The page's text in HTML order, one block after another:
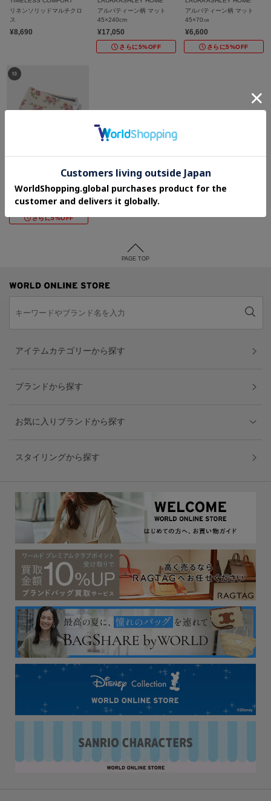
リネンソリッドマルチクロ
ス
¥8,690
アルバティーン柄 マット
45×240cm
¥17,050
さらに5%OFF
アルバティーン柄 マット
45×70㎝
¥6,600
さらに5%OFF
LAURA ASHLEY HOME
45×120㎝
¥9,900
さらに5%OFF
PAGE TOP
アイテムカテゴリーから探す
ブランドから探す
お気に入りブランドから探す
スタイリングから探す